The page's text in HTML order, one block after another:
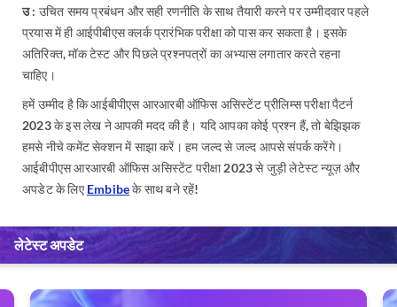
उ : उचित समय प्रबंधन और सही रणनीति के साथ तैयारी करने पर उम्मीदवार पहले
प्रयास में ही आईपीबीएस क्लर्क प्रारंभिक परीक्षा को पास कर सकता है। इसके
अतिरिक्त, मॉक टेस्ट और पिछले प्रश्नपत्रों का अभ्यास लगातार करते रहना
चाहिए।
हमें उम्मीद है कि आईबीपीएस आरआरबी ऑफिस असिस्टेंट प्रीलिम्स परीक्षा पैटर्न
2023 के इस लेख ने आपकी मदद की है। यदि आपका कोई प्रश्न हैं, तो बेझिझक
हमसे नीचे कमेंट सेक्शन में साझा करें। हम जल्द से जल्द आपसे संपर्क करेंगे।
आईबीपीएस आरआरबी ऑफिस असिस्टेंट परीक्षा 2023 से जुड़ी लेटेस्ट न्यूज़ और
अपडेट के लिए Embibeके साथ बने रहें!
लेटेस्ट अपडेट